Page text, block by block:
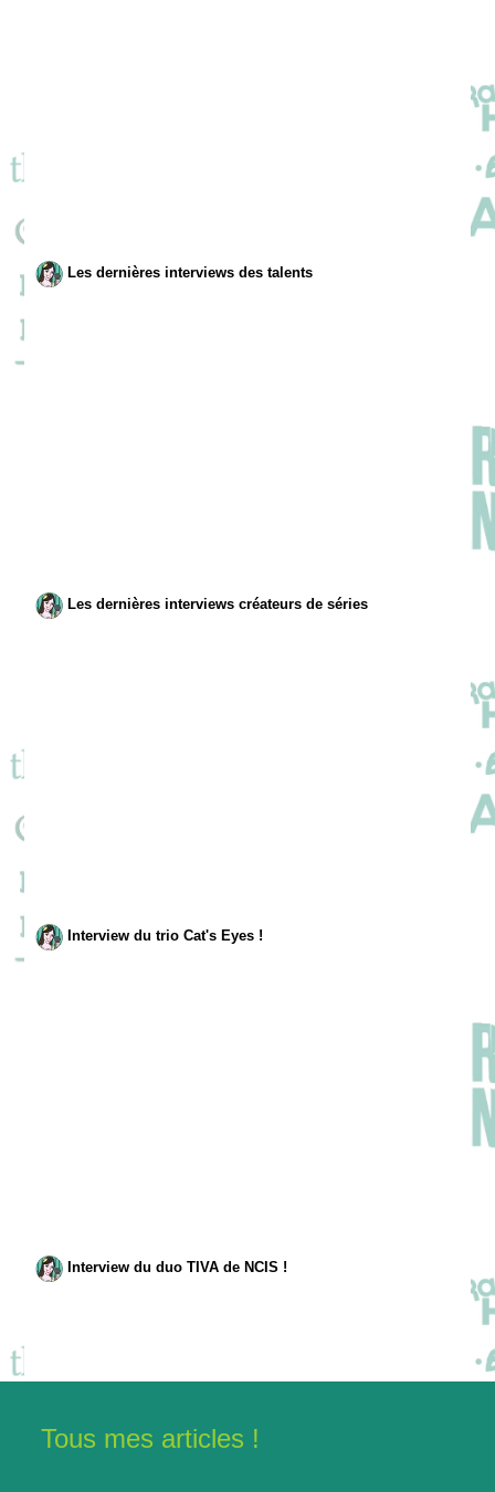
Les dernières interviews des talents
Les dernières interviews créateurs de séries
Interview du trio Cat's Eyes !
Interview du duo TIVA de NCIS !
Tous mes articles !